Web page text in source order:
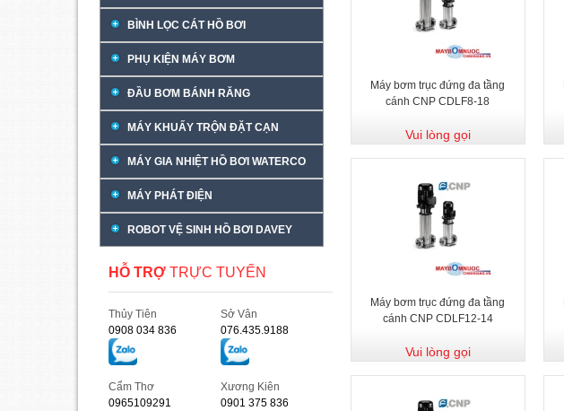
BÌNH LỌC CÁT HỒ BƠI
PHỤ KIỆN MÁY BƠM
ĐẦU BƠM BÁNH RĂNG
MÁY KHUẤY TRỘN ĐẶT CẠN
MÁY GIA NHIỆT HỒ BƠI WATERCO
MÁY PHÁT ĐIỆN
ROBOT VỆ SINH HỒ BƠI DAVEY
HỖ TRỢ TRỰC TUYẾN
Thủy Tiên
0908 034 836
Sở Vân
076.435.9188
Cẩm Thơ
0965109291
Xương Kiên
0901 375 836
Máy bơm trục đứng đa tầng
cánh CNP CDLF8-18
Vui lòng gọi
Máy bơm trục đứng đa tầng
cánh CNP CDLF12-14
Vui lòng gọi